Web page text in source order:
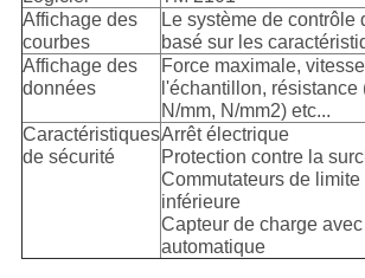
Affichage des
courbes
Le système de contrôle
basé sur les
Affichage des
données
Force maximale,
l'échantillon, résistance
N/mm, N/mm2) etc...
Caractéristiques
de sécurité
Arrêt électrique
Protection contre la
Commutateurs de
inférieure
Capteur de charge
automatique